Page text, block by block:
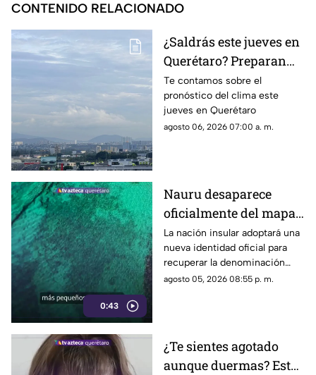
CONTENIDO RELACIONADO
¿Saldrás este jueves en
Querétaro? Preparan
paraguas: se prevén
lluvias de hasta 55% y
contraste térmico
Te contamos sobre el
pronóstico del clima este
jueves en Querétaro
agosto 06, 2026 07:00 a. m.
0:43
Nauru desaparece
oficialmente del mapa:
el pequeño país cambia
de nombre
La nación insular adoptará una
nueva identidad oficial para
recuperar la denominación
utilizada por sus propios
agosto 05, 2026 08:55 p. m.
¿Te sientes agotado
aunque duermas? Estos